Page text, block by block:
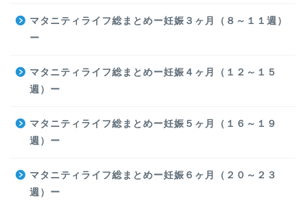
マタニティライフ総まとめー妊娠３ヶ月（８～１１週）
ー
マタニティライフ総まとめー妊娠４ヶ月（１２～１５
週）ー
マタニティライフ総まとめー妊娠５ヶ月（１６～１９
週）ー
マタニティライフ総まとめー妊娠６ヶ月（２０～２３
週）ー